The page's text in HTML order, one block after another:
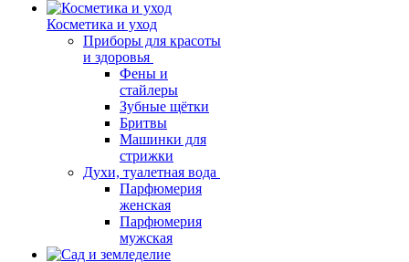
Косметика и уход
Приборы для красоты
и здоровья
Фены и
стайлеры
Зубные щётки
Бритвы
Машинки для
стрижки
Духи, туалетная вода
Парфюмерия
женская
Парфюмерия
мужская